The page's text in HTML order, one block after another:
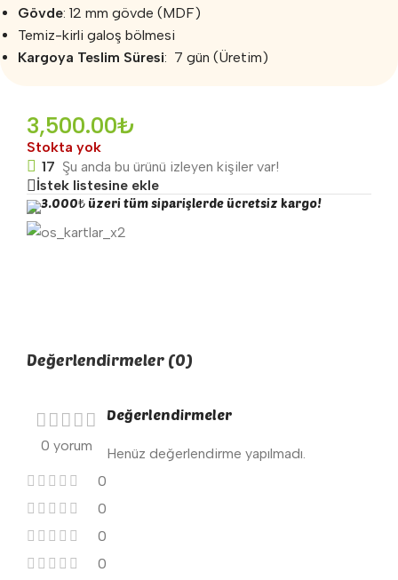
Gövde: 12 mm gövde (MDF)
Temiz-kirli galoş bölmesi
Kargoya Teslim Süresi: 7 gün (Üretim)
3,500.00₺
Stokta yok
17 Şu anda bu ürünü izleyen kişiler var!
İstek listesine ekle
3.000₺ üzeri tüm siparişlerde ücretsiz kargo!
Değerlendirmeler (0)
0 yorum
0
0
0
0
Değerlendirmeler
Henüz değerlendirme yapılmadı.